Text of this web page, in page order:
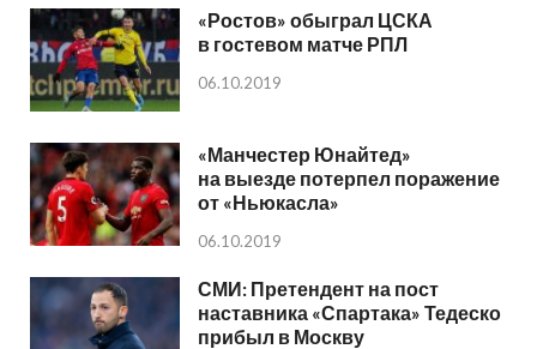
«Ростов» обыграл ЦСКА
в гостевом матче РПЛ
06.10.2019
«Манчестер Юнайтед»
на выезде потерпел поражение
от «Ньюкасла»
06.10.2019
СМИ: Претендент на пост
наставника «Спартака» Тедеско
прибыл в Москву